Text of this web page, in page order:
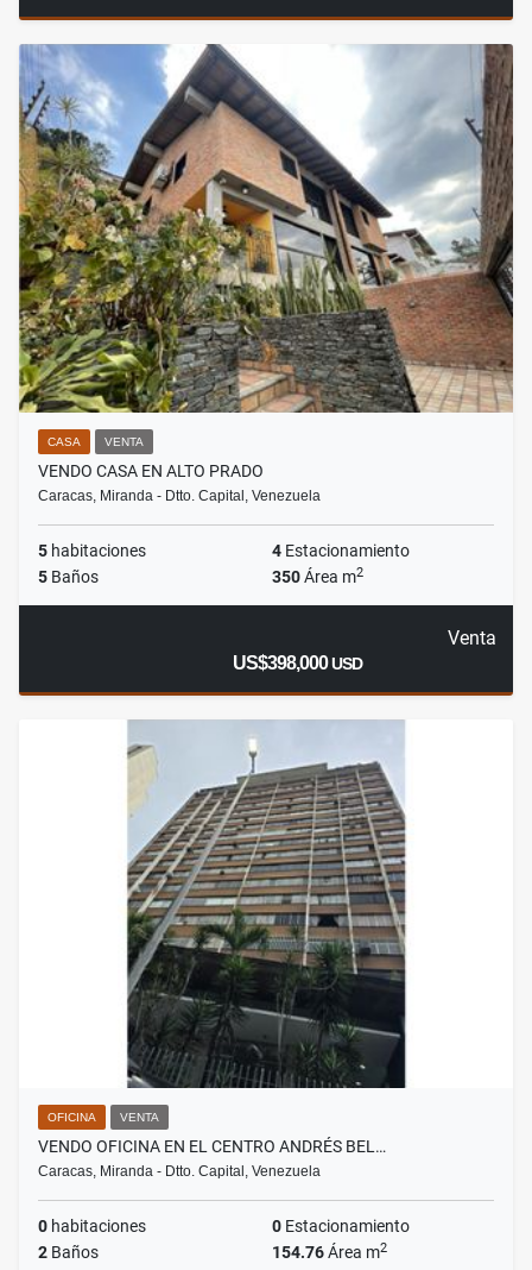
CASA VENTA
VENDO CASA EN ALTO PRADO
Caracas, Miranda - Dtto. Capital, Venezuela
5 habitaciones 4 Estacionamiento
5 Baños 350Área m2
Venta
US$398,000USD
OFICINA VENTA
VENDO OFICINA EN EL CENTRO ANDRÉS BEL…
Caracas, Miranda - Dtto. Capital, Venezuela
0 habitaciones 0 Estacionamiento
2 Baños 154.76Área m2